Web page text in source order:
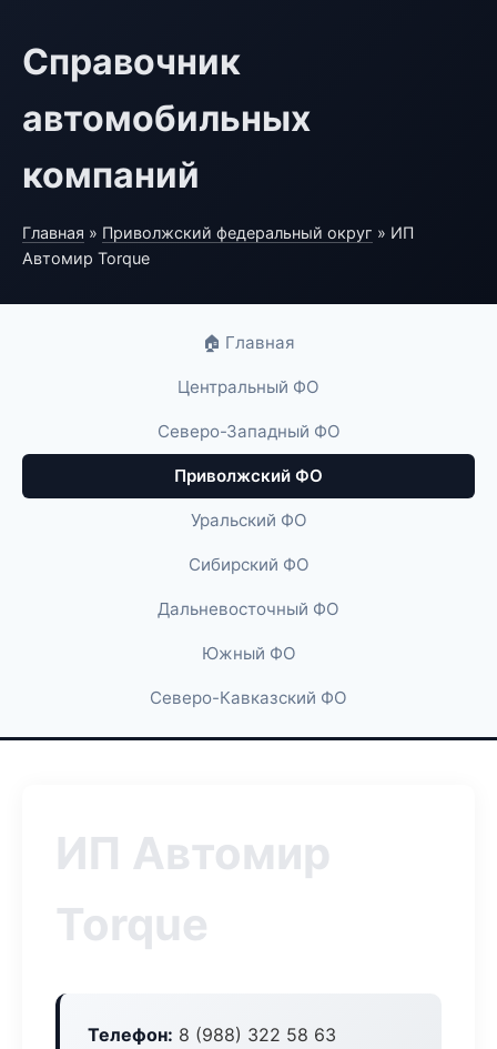
Справочник
автомобильных
компаний
Главная » Приволжский федеральный округ » ИП
Автомир Torque
🏠 Главная
Центральный ФО
Северо-Западный ФО
Приволжский ФО
Уральский ФО
Сибирский ФО
Дальневосточный ФО
Южный ФО
Северо-Кавказский ФО
ИП Автомир
Torque
Телефон: 8 (988) 322 58 63